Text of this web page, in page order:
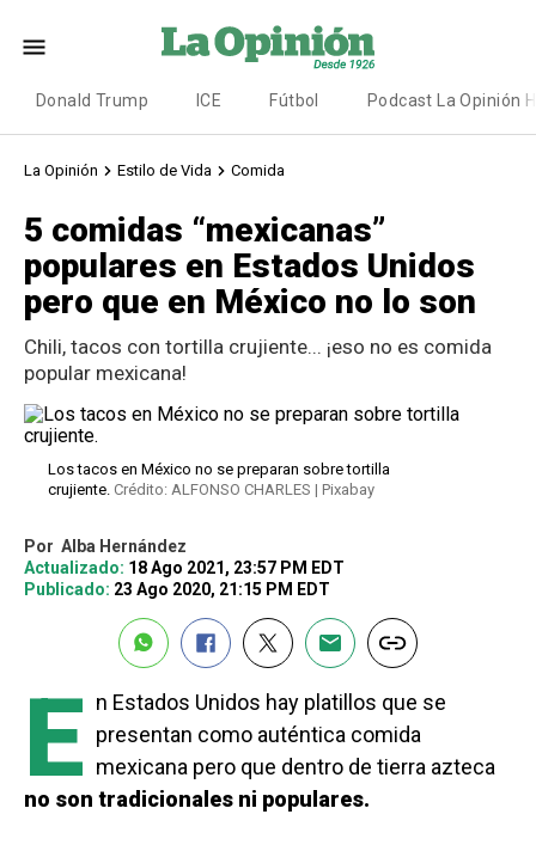
Donald Trump ICE Fútbol Podcast La Opinión
La Opinión Estilo de Vida Comida
5 comidas “mexicanas”
populares en Estados Unidos
pero que en México no lo son
Chili, tacos con tortilla crujiente... ¡eso no es comida
popular mexicana!
Los tacos en México no se preparan sobre tortilla
crujiente. Crédito: ALFONSO CHARLES | Pixabay
Por Alba Hernández
Actualizado: 18 Ago 2021, 23:57 PM EDT
Publicado: 23 Ago 2020, 21:15 PM EDT
E n Estados Unidos hay platillos que se
presentan como auténtica comida
mexicana pero que dentro de tierra azteca
no son tradicionales ni populares.